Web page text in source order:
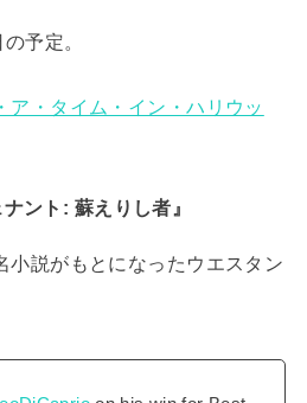
予定。
ア・タイム・イン・ハリウッ
ント: 蘇えりし者』
小説がもとになったウエスタン